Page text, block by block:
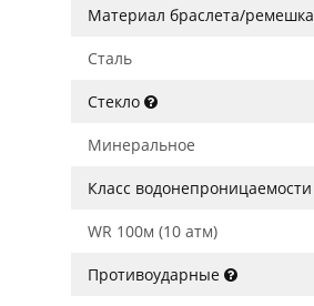
Материал браслета/ремешка
Сталь
Стекло
Минеральное
Класс водонепроницаемости
WR 100м (10 атм)
Противоударные